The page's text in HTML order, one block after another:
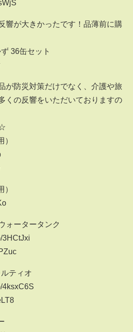
が大きかったです！品薄前に購
36缶セット
が防災対策だけでなく、介護や旅
くの反響をいただいておりますの
）
）
ォータータンク
3HCtJxi
ティオ
4ksxC6S